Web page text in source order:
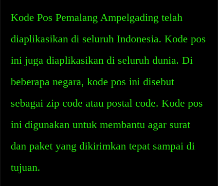
Kode Pos Pemalang Ampelgading telah
diaplikasikan di seluruh Indonesia. Kode pos
ini juga diaplikasikan di seluruh dunia. Di
beberapa negara, kode pos ini disebut
sebagai zip code atau postal code. Kode pos
ini digunakan untuk membantu agar surat
dan paket yang dikirimkan tepat sampai di
tujuan.